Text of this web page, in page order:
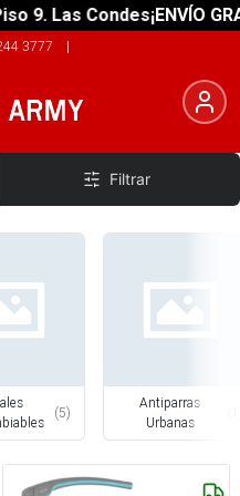
Las Condes¡ENVÍO
3777 |
Filtrar
(5)
Antiparras
Urbanas